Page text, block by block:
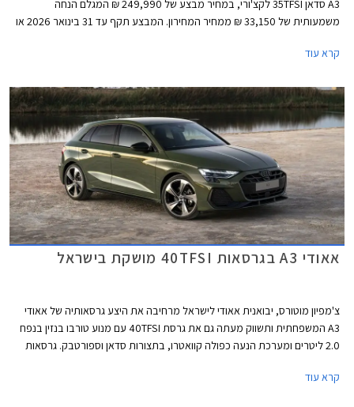
A3 סדאן 35TFSI לקצ'ורי, במחיר מבצע של 249,990 ₪ המגלם הנחה
משמעותית של 33,150 ₪ ממחיר המחירון. המבצע תקף עד 31 בינואר 2026 או
קרא עוד
אאודי A3 בגרסאות 40TFSI מושקת בישראל
צ'מפיון מוטורס, יבואנית אאודי לישראל מרחיבה את היצע גרסאותיה של אאודי
A3 המשפחתית ותשווק מעתה גם את גרסת 40TFSI עם מנוע טורבו בנזין בנפח
2.0 ליטרים ומערכת הנעה כפולה קוואטרו, בתצורות סדאן וספורטבק. גרסאות
לא זול אך ביחס למתחרים הישירים מבית מרצדס וב.מ.וו וביחס ליחידת ההנעה
קרא עוד